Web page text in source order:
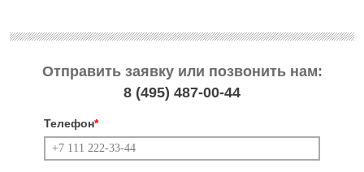
Отправить заявку или позвонить нам:
8 (495) 487-00-44
Телефон*